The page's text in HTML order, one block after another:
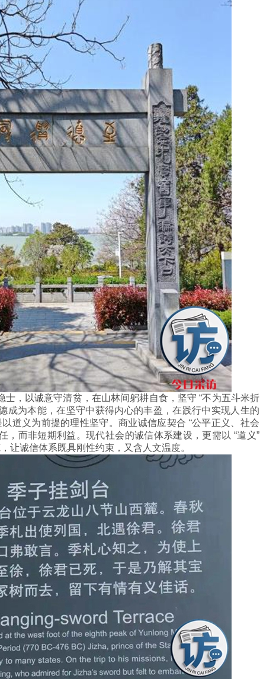
，以诚意守清贫，在山林间躬耕自食，坚守 “不为五斗米折
成为本能，在坚守中获得内心的丰盈，在践行中实现人生的
道义为前提的理性坚守。商业诚信应契合 “公平正义、社会
，而非短期利益。现代社会的诚信体系建设，更需以 “道义”
让诚信体系既具刚性约束，又含人文温度。